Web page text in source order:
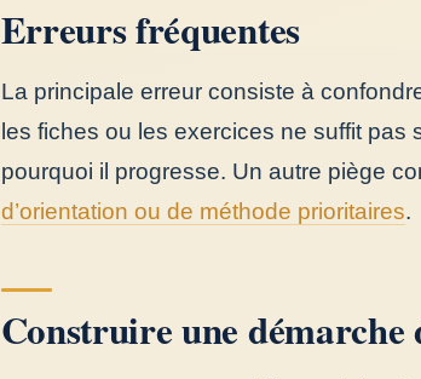
Erreurs fréquentes
La principale erreur consiste à
les fiches ou les exercices ne suffit pas
pourquoi il progresse. Un autre piège
d’orientation ou de méthode prioritaires.
Construire une démarche